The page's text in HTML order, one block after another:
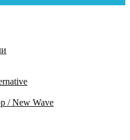
/ New Wave